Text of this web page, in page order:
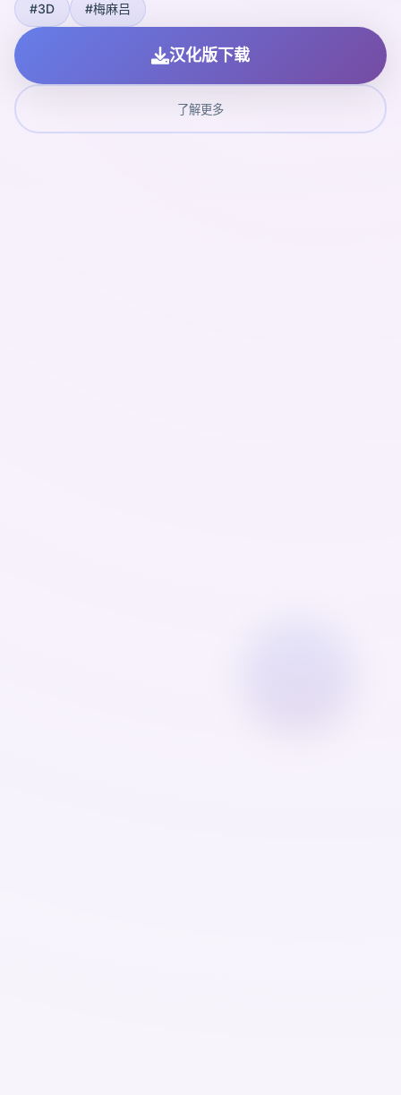
#3D #梅麻吕
汉化版下载
了解更多